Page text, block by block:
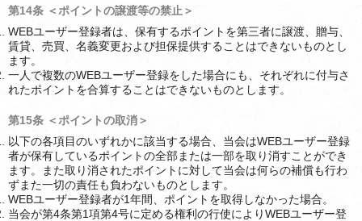
第14条 ＜ポイントの譲渡等の禁止＞
WEBユーザー登録者は、保有するポイントを第三者に譲渡、贈与、
賃貸、売買、名義変更および担保提供することはできないものとし
ます。
一人で複数のWEBユーザー登録をした場合にも、それぞれに付与さ
れたポイントを合算することはできないものとします。
第15条 ＜ポイントの取消＞
以下の各項目のいずれかに該当する場合、当会はWEBユーザー登録
者が保有しているポイントの全部または一部を取り消すことができ
ます。また取り消されたポイントに対して当会は何らの補償も行わ
ずまた一切の責任も負わないものとします。
WEBユーザー登録者が1年間、ポイントを取得しなかった場合。
当会が第4条第1項第4号に定める権利の行使によりWEBユーザー登